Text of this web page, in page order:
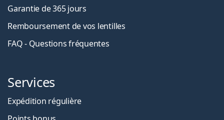
Garantie de 365 jours
Remboursement de vos lentilles
FAQ - Questions fréquentes
Services
Expédition régulière